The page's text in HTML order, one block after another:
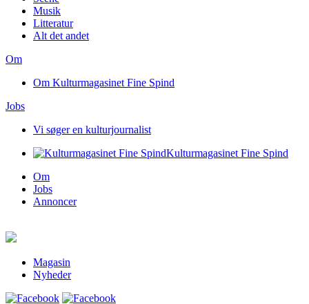
Musik
Litteratur
Alt det andet
Om
Om Kulturmagasinet Fine Spind
Jobs
Vi søger en kulturjournalist
Kulturmagasinet Fine Spind
Om
Jobs
Annoncer
Magasin
Nyheder